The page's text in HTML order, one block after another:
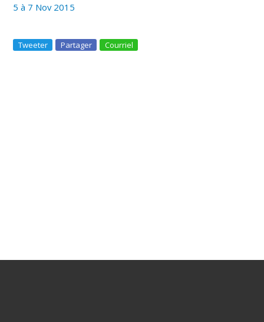
5 à 7 Nov 2015
Tweeter Partager Courriel